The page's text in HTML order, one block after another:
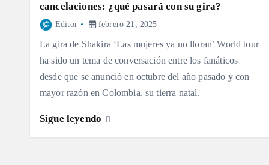
cancelaciones: ¿qué pasará con su gira?
Editor febrero 21, 2025
La gira de Shakira ‘Las mujeres ya no lloran’ World tour
ha sido un tema de conversación entre los fanáticos
desde que se anunció en octubre del año pasado y con
mayor razón en Colombia, su tierra natal.
Sigue leyendo